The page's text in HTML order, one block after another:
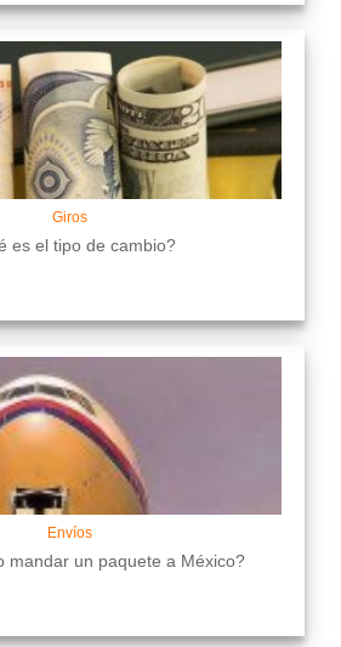
Giros
es el tipo de cambio?
Envíos
mandar un paquete a México?